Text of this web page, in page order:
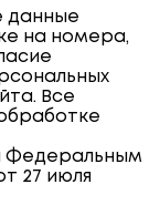
данные
на номера,
Все
Федеральным
27 июля